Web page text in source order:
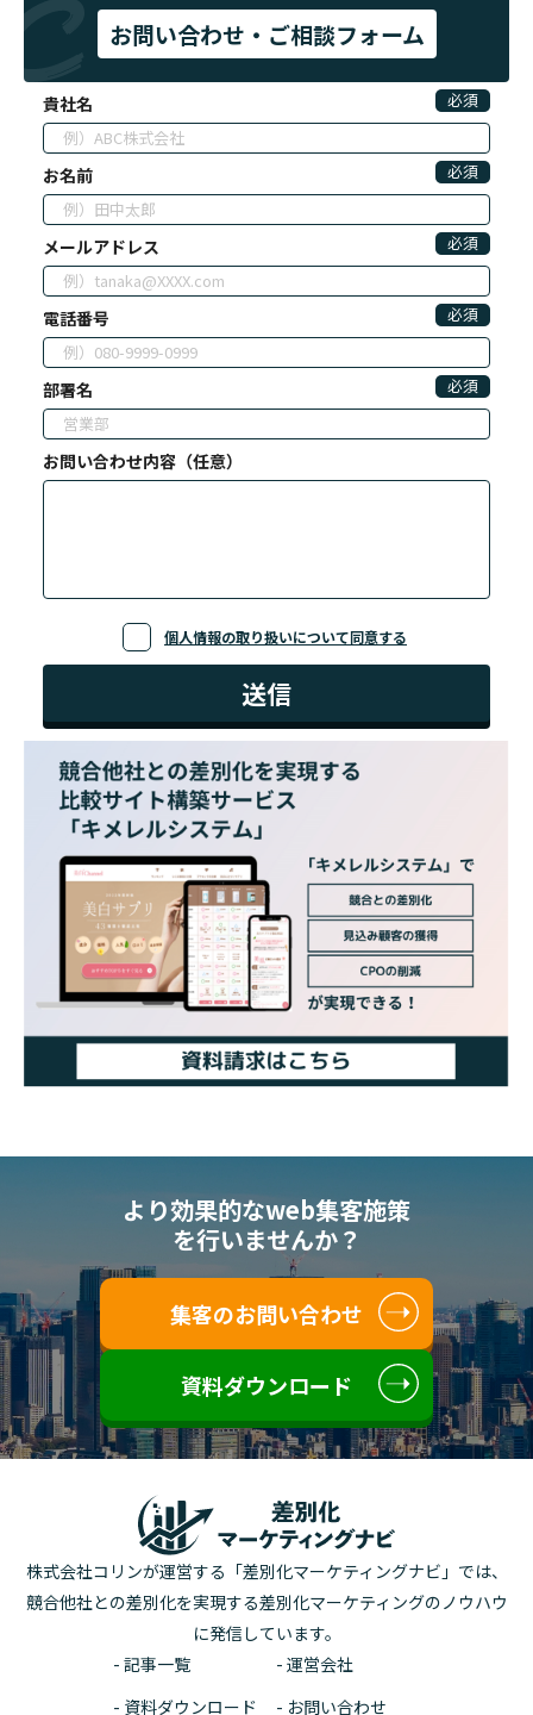
お問い合わせ・ご相談フォーム
貴社名 必須
お名前 必須
メールアドレス 必須
電話番号 必須
部署名 必須
お問い合わせ内容（任意）
個人情報の取り扱いについて同意する
より効果的なweb集客施策
を行いませんか？
集客のお問い合わせ
資料ダウンロード
株式会社コリンが運営する「差別化マーケティングナビ」では、
競合他社との差別化を実現する差別化マーケティングのノウハウ
に発信しています。
- 記事一覧
- 資料ダウンロード
- 運営会社
- お問い合わせ